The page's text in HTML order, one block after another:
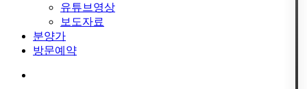
유튜브영상
보도자료
분양가
방문예약